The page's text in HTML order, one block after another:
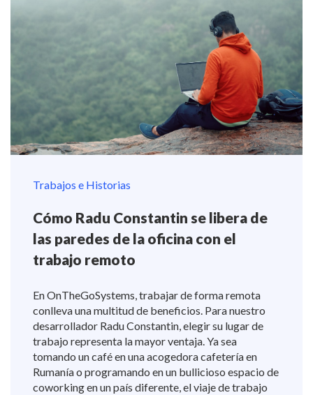
Trabajos e Historias
Cómo Radu Constantin se libera de
las paredes de la oficina con el
trabajo remoto
En OnTheGoSystems, trabajar de forma remota
conlleva una multitud de beneficios. Para nuestro
desarrollador Radu Constantin, elegir su lugar de
trabajo representa la mayor ventaja. Ya sea
tomando un café en una acogedora cafetería en
Rumanía o programando en un bullicioso espacio de
coworking en un país diferente, el viaje de trabajo